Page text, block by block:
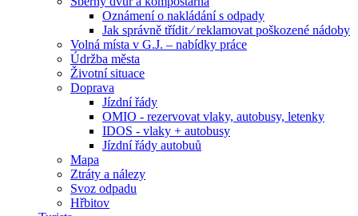
Oznámení o nakládání s odpady
Jak správně třídit ⁄ reklamovat poškozené nádoby
Volná místa v G.J. – nabídky práce
Údržba města
Životní situace
Doprava
Jízdní řády
OMIO - rezervovat vlaky, autobusy, letenky
IDOS - vlaky + autobusy
Jízdní řády autobuů
Mapa
Ztráty a nálezy
Svoz odpadu
Hřbitov